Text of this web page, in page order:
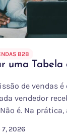
B2B
uma Tabela
de vendas
vendedor
é. Na prática,
7, 2026